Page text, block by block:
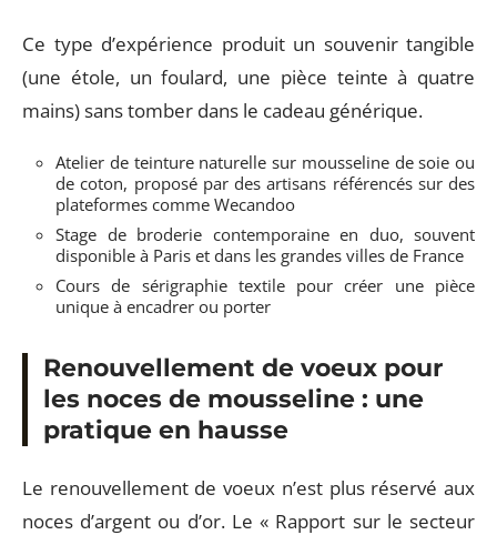
Ce type d’expérience produit un souvenir tangible
(une étole, un foulard, une pièce teinte à quatre
mains) sans tomber dans le cadeau générique.
Atelier de teinture naturelle sur mousseline de soie ou
de coton, proposé par des artisans référencés sur des
plateformes comme Wecandoo
Stage de broderie contemporaine en duo, souvent
disponible à Paris et dans les grandes villes de France
Cours de sérigraphie textile pour créer une pièce
unique à encadrer ou porter
Renouvellement de voeux pour
les noces de mousseline : une
pratique en hausse
Le renouvellement de voeux n’est plus réservé aux
noces d’argent ou d’or. Le « Rapport sur le secteur